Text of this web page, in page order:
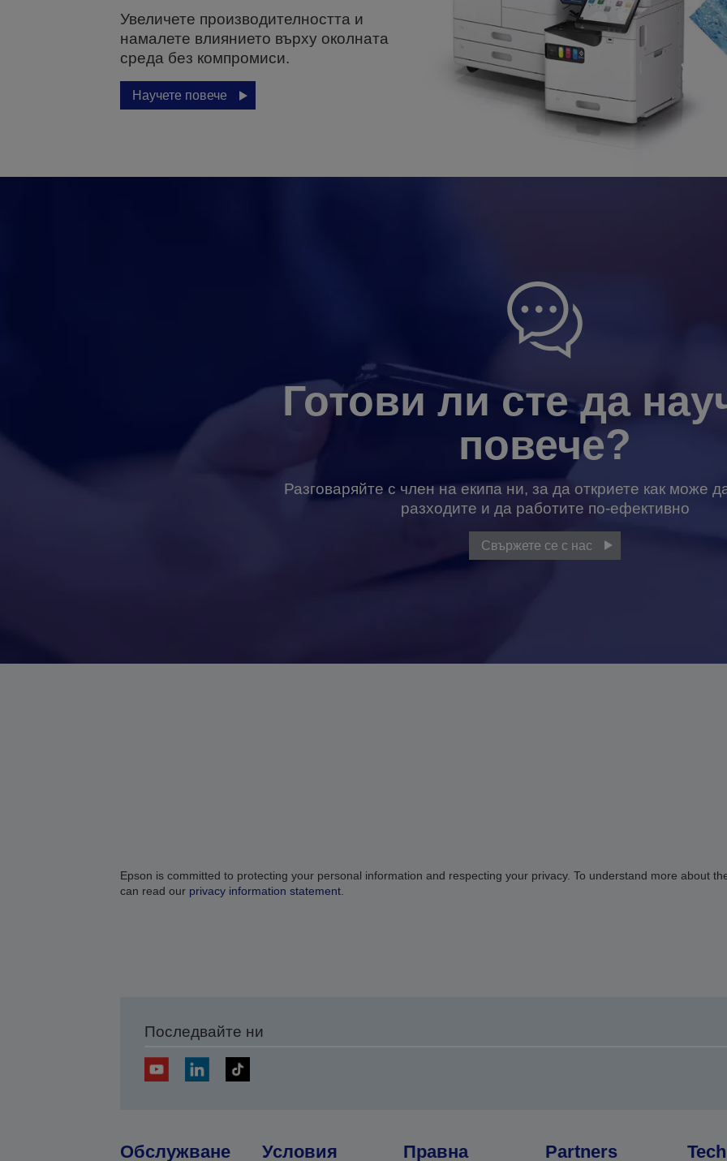
Увеличете производителността и
намалете влиянието върху околната
среда без компромиси.
Научете повече
Готови ли сте да
повече?
Разговаряйте с член на екипа ни, за да откриете как може
разходите и да работите по-ефективно
Свържете се с нас
Epson is committed to protecting your personal information and respecting your privacy. To understand more about
can read our privacy information statement.
Последвайте ни
Обслужване Условия Правна Partners